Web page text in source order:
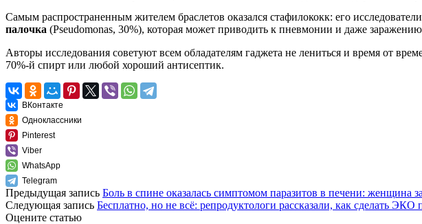
Самым распространенным жителем браслетов оказался стафилококк: его
палочка (Pseudomonas, 30%), которая может приводить к пневмонии и даже
Авторы исследования советуют всем обладателям гаджета не лениться и время от
70%-й спирт или любой хороший антисептик.
ВКонтакте
Одноклассники
Pinterest
Viber
WhatsApp
Telegram
Предыдущая запись Боль в спине оказалась симптомом паразитов в печени: женщина
Следующая запись Бесплатно, но не всё: репродуктологи рассказали, как сделать
Оцените статью